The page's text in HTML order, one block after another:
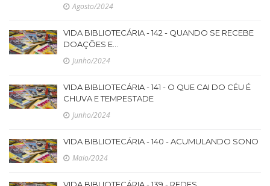
Agosto/2024
VIDA BIBLIOTECÁRIA - 142 - QUANDO SE RECEBE
DOAÇÕES E...
Junho/2024
VIDA BIBLIOTECÁRIA - 141 - O QUE CAI DO CÉU É
CHUVA E TEMPESTADE
Junho/2024
VIDA BIBLIOTECÁRIA - 140 - ACUMULANDO SONO
Maio/2024